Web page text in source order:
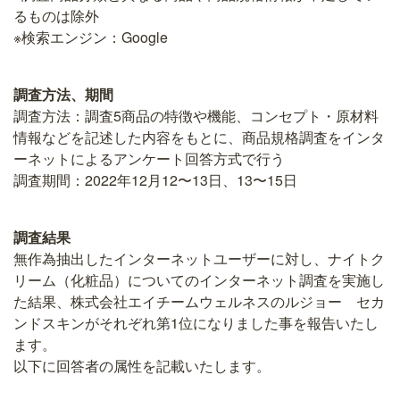
るものは除外
※検索エンジン：Google
調査方法、期間
調査方法：調査5商品の特徴や機能、コンセプト・原材料
情報などを記述した内容をもとに、商品規格調査をインタ
ーネットによるアンケート回答方式で行う
調査期間：2022年12月12〜13日、13〜15日
調査結果
無作為抽出したインターネットユーザーに対し、ナイトク
リーム（化粧品）についてのインターネット調査を実施し
た結果、株式会社エイチームウェルネスのルジョー セカ
ンドスキンがそれぞれ第1位になりました事を報告いたし
ます。
以下に回答者の属性を記載いたします。